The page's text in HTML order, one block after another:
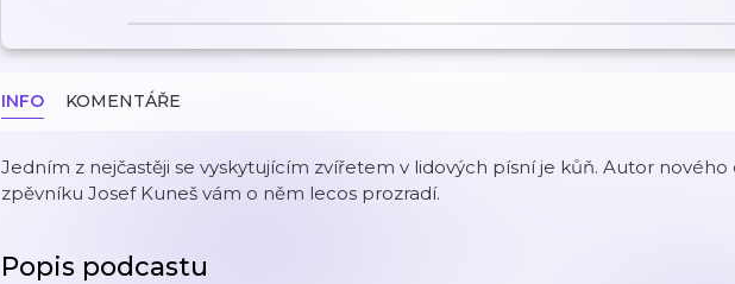
INFO KOMENTÁŘE
Jedním z nejčastěji se vyskytujícím zvířetem v lidových písní je kůň. Autor
zpěvníku Josef Kuneš vám o něm lecos prozradí.
Popis podcastu